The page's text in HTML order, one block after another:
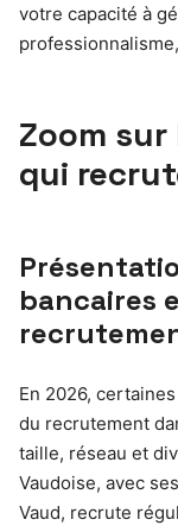
votre capacité à
Zoom
qui
bancaires
En 2026,
du recrutement
taille, réseau et
Vaudoise, avec
Vaud, recrute